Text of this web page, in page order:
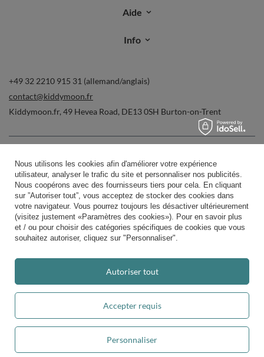
Aide
Info
+49 32 2210 915 31 (allemand/anglais)
contact@kiddymoon.fr
Kiddymoon.fr, 49 Hevea Road, DE13 0SH Burton-on-Trent
paiements sécurisés
vous pouvez nous faire confiance
Nous utilisons les cookies afin d'améliorer votre expérience
utilisateur, analyser le trafic du site et personnaliser nos publicités.
Nous coopérons avec des fournisseurs tiers pour cela. En cliquant
sur ”Autoriser tout”, vous acceptez de stocker des cookies dans
votre navigateur. Vous pourrez toujours les désactiver ultérieurement
(visitez justement «Paramètres des cookies»). Pour en savoir plus
et / ou pour choisir des catégories spécifiques de cookies que vous
souhaitez autoriser, cliquez sur "Personnaliser".
Accepter requis
Personnaliser
Autoriser tout